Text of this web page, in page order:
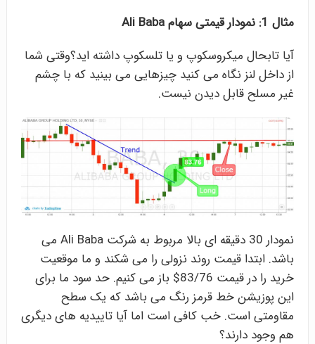
مثال 1: نمودار قیمتی سهام Ali Baba
آیا تابحال میکروسکوپ و یا تلسکوپ داشته اید؟وقتی شما
از داخل لنز نگاه می کنید چیزهایی می بینید که با چشم
غیر مسلح قابل دیدن نیست.
نمودار 30 دقیقه ای بالا مربوط به شرکت Ali Baba می
باشد. ابتدا قیمت روند نزولی را می شکند و ما موقعیت
خرید را در قیمت 83/76$ باز می کنیم. حد سود ما برای
این پوزیشن خط قرمز رنگ می باشد که یک سطح
مقاومتی است. خب کافی است اما آیا تاییدیه های دیگری
هم وجود دارند؟